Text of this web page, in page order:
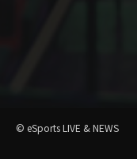
© eSports LIVE & NEWS